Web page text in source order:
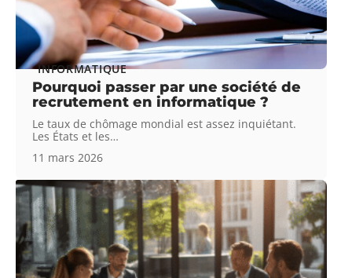
INFORMATIQUE
Pourquoi passer par une société de
recrutement en informatique ?
Le taux de chômage mondial est assez inquiétant.
Les États et les…
11 mars 2026